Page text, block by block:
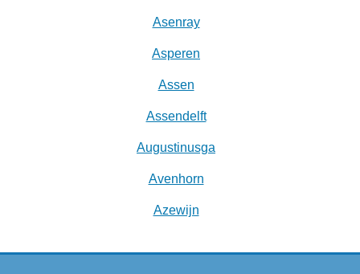
Asenray
Asperen
Assen
Assendelft
Augustinusga
Avenhorn
Azewijn